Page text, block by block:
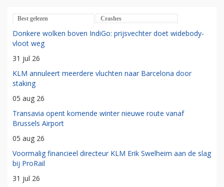
Best gelezen Crashes
Donkere wolken boven IndiGo: prijsvechter doet widebody-
vloot weg
31 jul 26
KLM annuleert meerdere vluchten naar Barcelona door
staking
05 aug 26
Transavia opent komende winter nieuwe route vanaf
Brussels Airport
05 aug 26
Voormalig financieel directeur KLM Erik Swelheim aan de slag
bij ProRail
31 jul 26